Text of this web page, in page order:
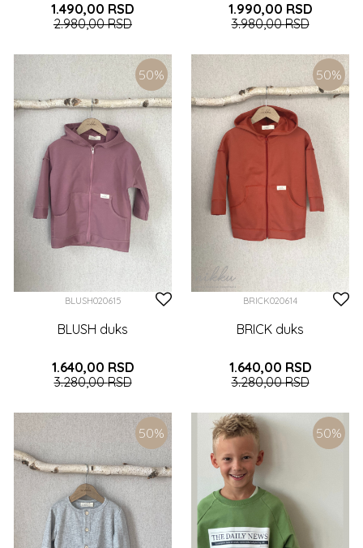
1.490,00 RSD
2.980,00RSD
6 (116CM) 7 (122CM) 8 (128CM)
DODAJTE U KORPU
1.990,00 RSD
3.980,00RSD
3 (98CM) 4 (104CM) 5 (110CM)
7 (122CM) 8 (128CM)
DODAJTE U KORPU
50%
BLUSH020615
BLUSH duks
1.640,00 RSD
3.280,00RSD
6-9 (74CM) 9-12 (80CM)
DODAJTE U KORPU
50%
BRICK020614
BRICK duks
1.640,00 RSD
3.280,00RSD
6-9 (74CM) 9-12 (80CM)
DODAJTE U KORPU
50% 50%